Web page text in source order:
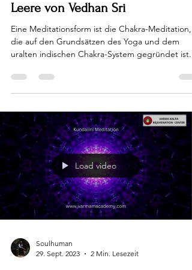
Leere von Vedhan Sri
Eine Meditationsform ist die Chakra-Meditation,
die auf den Grundsätzen des Yoga und dem
uralten indischen Chakra-System gegründet
Load video
Soulhuman
29. Sept. 2023
2 Min. Lesezeit